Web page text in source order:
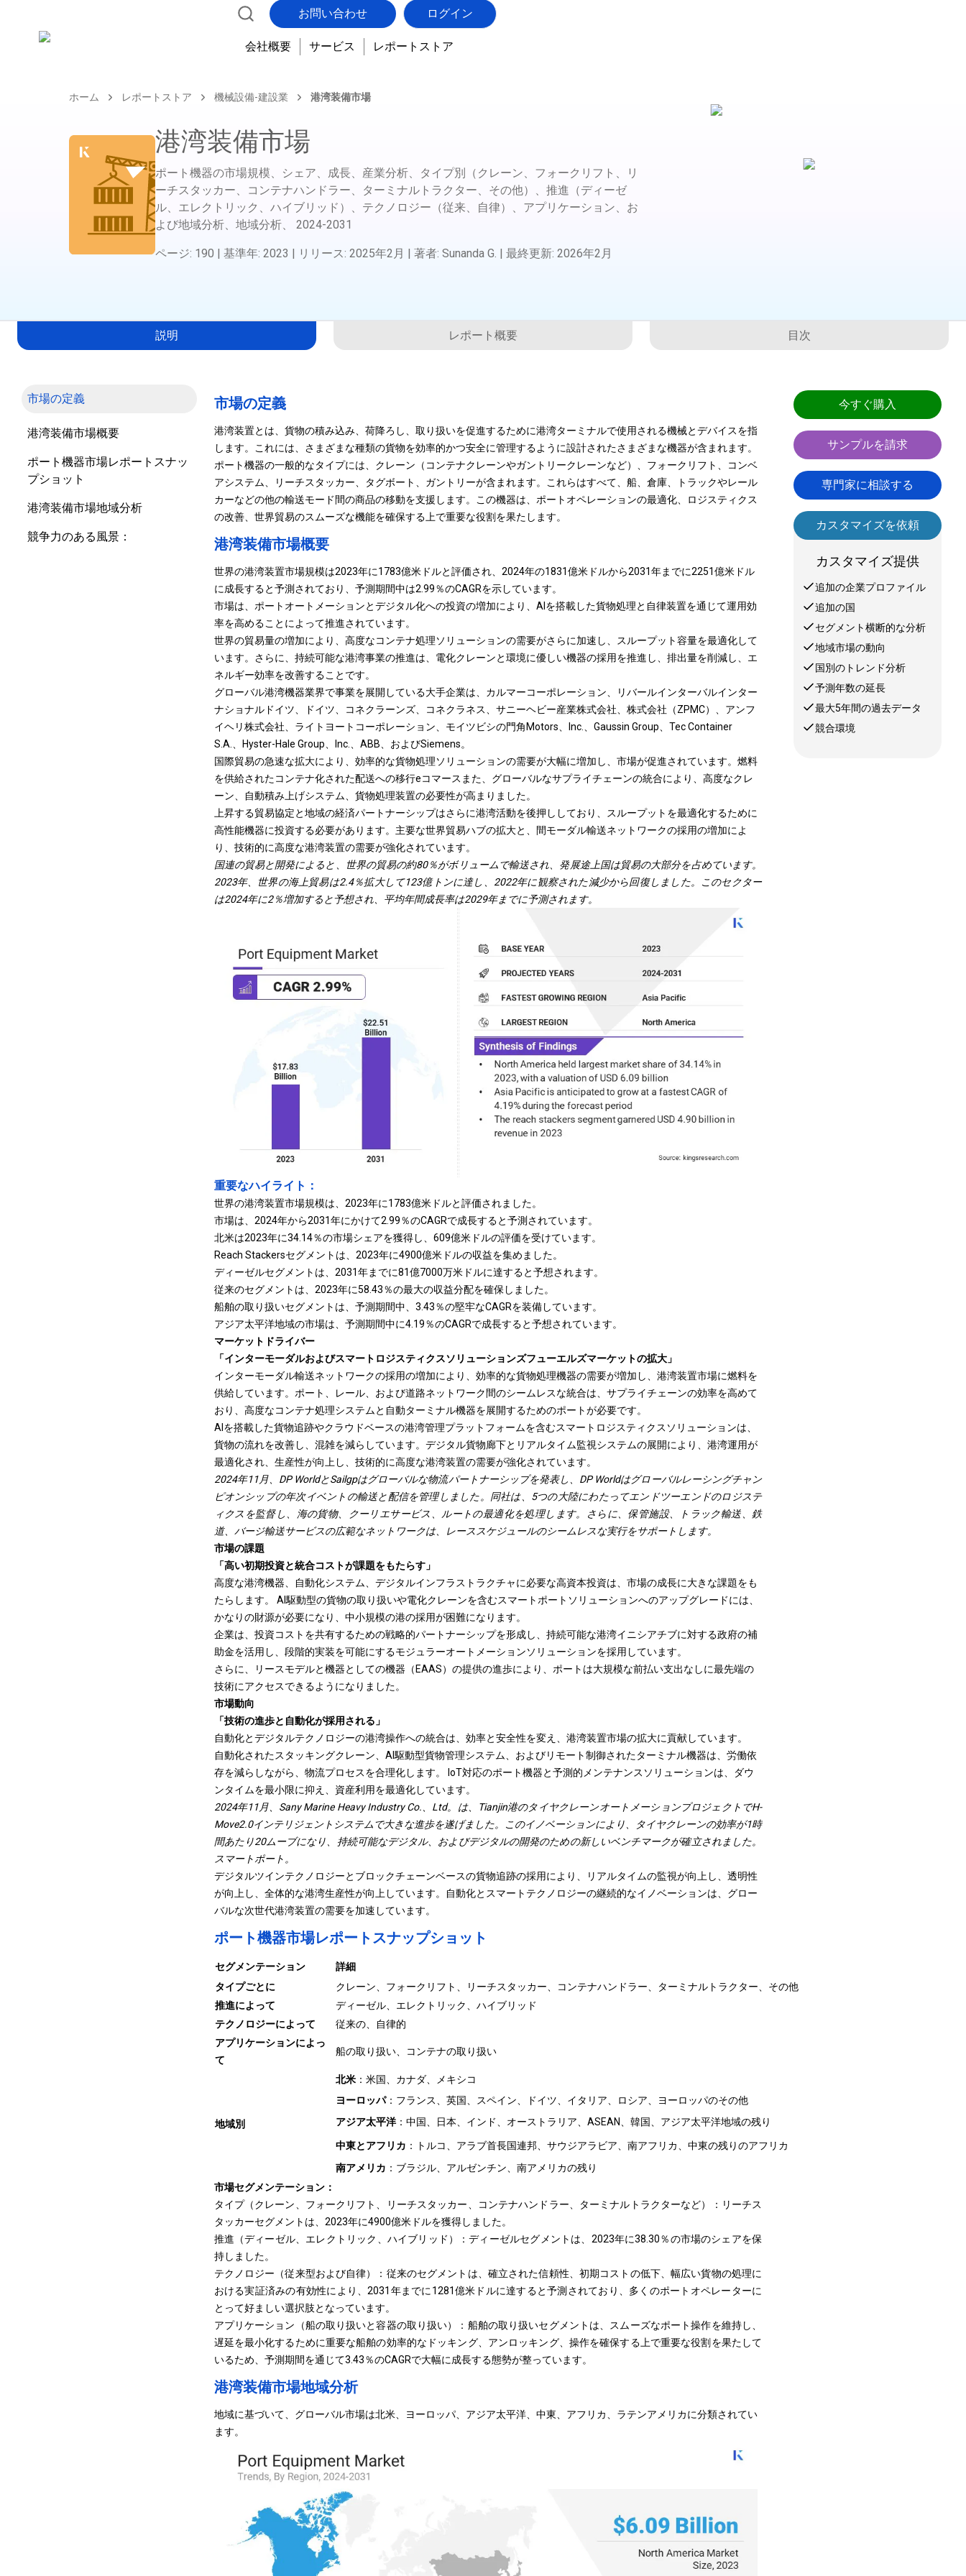
お問い合わせ ログイン
会社概要 サービス レポートストア
ホーム レポートストア 機械設備-建設業 港湾装備市場
港湾装備市場
ポート機器の市場規模、シェア、成長、産業分析、タイプ別（クレーン、フォークリフト、リ
ーチスタッカー、コンテナハンドラー、ターミナルトラクター、その他）、推進（ディーゼ
ル、エレクトリック、ハイブリッド）、テクノロジー（従来、自律）、アプリケーション、お
よび地域分析、地域分析、
2024-2031
ページ: 190 | 基準年: 2023 | リリース: 2025年2月 | 著者: Sunanda G. | 最終更新: 2026年2月
説明 レポート概要 目次
市場の定義
港湾装備市場概要
ポート機器市場レポートスナッ
プショット
港湾装備市場地域分析
競争力のある風景：
市場の定義
港湾装置とは、貨物の積み込み、荷降ろし、取り扱いを促進するために港湾ターミナルで使用される機械とデバイスを指
します。これには、さまざまな種類の貨物を効率的かつ安全に管理するように設計されたさまざまな機器が含まれます。
ポート機器の一般的なタイプには、クレーン（コンテナクレーンやガントリークレーンなど）、フォークリフト、コンベ
アシステム、リーチスタッカー、タグボート、ガントリーが含まれます。これらはすべて、船、倉庫、トラックやレール
カーなどの他の輸送モード間の商品の移動を支援します。この機器は、ポートオペレーションの最適化、ロジスティクス
の改善、世界貿易のスムーズな機能を確保する上で重要な役割を果たします。
港湾装備市場概要
世界の港湾装置市場規模は2023年に1783億米ドルと評価され、2024年の1831億米ドルから2031年までに2251億米ドル
に成長すると予測されており、予測期間中は2.99％のCAGRを示しています。
市場は、ポートオートメーションとデジタル化への投資の増加により、AIを搭載した貨物処理と自律装置を通じて運用効
率を高めることによって推進されています。
世界の貿易量の増加により、高度なコンテナ処理ソリューションの需要がさらに加速し、スループット容量を最適化して
います。さらに、持続可能な港湾事業の推進は、電化クレーンと環境に優しい機器の採用を推進し、排出量を削減し、エ
ネルギー効率を改善することです。
グローバル港湾機器業界で事業を展開している大手企業は、カルマーコーポレーション、リバールインターバルインター
ナショナルドイツ、ドイツ、コネクラーンズ、コネクラネス、サニーヘビー産業株式会社、株式会社（ZPMC）、アンフ
イヘリ株式会社、ライトヨートコーポレーション、モイツビシの門角Motors、Inc.、Gaussin Group、Tec Container
S.A.、Hyster-Hale Group、Inc.、ABB、およびSiemens。
国際貿易の急速な拡大により、効率的な貨物処理ソリューションの需要が大幅に増加し、市場が促進されています。燃料
を供給されたコンテナ化された配送への移行eコマース また、グローバルなサプライチェーンの統合により、高度なクレ
ーン、自動積み上げシステム、貨物処理装置の必要性が高まりました。
上昇する貿易協定と地域の経済パートナーシップはさらに港湾活動を後押ししており、スループットを最適化するために
高性能機器に投資する必要があります。主要な世界貿易ハブの拡大と、間モーダル輸送ネットワークの採用の増加によ
り、技術的に高度な港湾装置の需要が強化されています。
国連の貿易と開発によると、世界の貿易の約80％がボリュームで輸送され、発展途上国は貿易の大部分を占めています。
2023年、世界の海上貿易は2.4％拡大して123億トンに達し、2022年に観察された減少から回復しました。このセクター
は2024年に2％増加すると予想され、平均年間成長率は2029年までに予測されます。
重要なハイライト：
世界の港湾装置市場規模は、2023年に1783億米ドルと評価されました。
市場は、2024年から2031年にかけて2.99％のCAGRで成長すると予測されています。
北米は2023年に34.14％の市場シェアを獲得し、609億米ドルの評価を受けています。
Reach Stackersセグメントは、2023年に4900億米ドルの収益を集めました。
ディーゼルセグメントは、2031年までに81億7000万米ドルに達すると予想されます。
従来のセグメントは、2023年に58.43％の最大の収益分配を確保しました。
船舶の取り扱いセグメントは、予測期間中、3.43％の堅牢なCAGRを装備しています。
アジア太平洋地域の市場は、予測期間中に4.19％のCAGRで成長すると予想されています。
マーケットドライバー
「インターモーダルおよびスマートロジスティクスソリューションズフューエルズマーケットの拡大」
インターモーダル輸送ネットワークの採用の増加により、効率的な貨物処理機器の需要が増加し、港湾装置市場に燃料を
供給しています。ポート、レール、および道路ネットワーク間のシームレスな統合は、サプライチェーンの効率を高めて
おり、高度なコンテナ処理システムと自動ターミナル機器を展開するためのポートが必要です。
AIを搭載した貨物追跡やクラウドベースの港湾管理プラットフォームを含むスマートロジスティクスソリューションは、
貨物の流れを改善し、混雑を減らしています。デジタル貨物廊下とリアルタイム監視システムの展開により、港湾運用が
最適化され、生産性が向上し、技術的に高度な港湾装置の需要が強化されています。
2024年11月、DP WorldとSailgpはグローバルな物流パートナーシップを発表し、DP Worldはグローバルレーシングチャン
ピオンシップの年次イベントの輸送と配信を管理しました。同社は、5つの大陸にわたってエンドツーエンドのロジステ
ィクスを監督し、海の貨物、クーリエサービス、ルートの最適化を処理します。さらに、保管施設、トラック輸送、鉄
道、バージ輸送サービスの広範なネットワークは、レーススケジュールのシームレスな実行をサポートします。
市場の課題
「高い初期投資と統合コストが課題をもたらす」
高度な港湾機器、自動化システム、デジタルインフラストラクチャに必要な高資本投資は、市場の成長に大きな課題をも
たらします。 AI駆動型の貨物の取り扱いや電化クレーンを含むスマートポートソリューションへのアップグレードには、
かなりの財源が必要になり、中小規模の港の採用が困難になります。
企業は、投資コストを共有するための戦略的パートナーシップを形成し、持続可能な港湾イニシアチブに対する政府の補
助金を活用し、段階的実装を可能にするモジュラーオートメーションソリューションを採用しています。
さらに、リースモデルと機器としての機器（EAAS）の提供の進歩により、ポートは大規模な前払い支出なしに最先端の
技術にアクセスできるようになりました。
市場動向
「技術の進歩と自動化が採用される」
自動化とデジタルテクノロジーの港湾操作への統合は、効率と安全性を変え、港湾装置市場の拡大に貢献しています。
自動化されたスタッキングクレーン、AI駆動型貨物管理システム、およびリモート制御されたターミナル機器は、労働依
存を減らしながら、物流プロセスを合理化します。 IoT対応のポート機器と予測的メンテナンスソリューションは、ダウ
ンタイムを最小限に抑え、資産利用を最適化しています。
2024年11月、Sany Marine Heavy Industry Co.、Ltd。は、Tianjin港のタイヤクレーンオートメーションプロジェクトでH-
Move2.0インテリジェントシステムで大きな進歩を遂げました。このイノベーションにより、タイヤクレーンの効率が1時
間あたり20ムーブになり、持続可能なデジタル、およびデジタルの開発のための新しいベンチマークが確立されました。
スマートポート 。
デジタルツインテクノロジーとブロックチェーンベースの貨物追跡の採用により、リアルタイムの監視が向上し、透明性
が向上し、全体的な港湾生産性が向上しています。自動化とスマートテクノロジーの継続的なイノベーションは、グロー
バルな次世代港湾装置の需要を加速しています。
ポート機器市場レポートスナップショット
セグメンテーション
詳細
タイプごとに
クレーン、フォークリフト、リーチスタッカー、コンテナハンドラー、ターミナルトラクター、その他
推進によって
ディーゼル、エレクトリック、ハイブリッド
テクノロジーによって
従来の、自律的
アプリケーションによっ
て
船の取り扱い、コンテナの取り扱い
地域別
北米：米国、カナダ、メキシコ
ヨーロッパ：フランス、英国、スペイン、ドイツ、イタリア、ロシア、ヨーロッパのその他
アジア太平洋：中国、日本、インド、オーストラリア、ASEAN、韓国、アジア太平洋地域の残り
中東とアフリカ ：トルコ、アラブ首長国連邦、サウジアラビア、南アフリカ、中東の残りのアフリカ
南アメリカ ：ブラジル、アルゼンチン、南アメリカの残り
市場セグメンテーション：
タイプ（クレーン、フォークリフト、リーチスタッカー、コンテナハンドラー、ターミナルトラクターなど）：リーチス
タッカーセグメントは、2023年に4900億米ドルを獲得しました。
推進（ディーゼル、エレクトリック、ハイブリッド）：ディーゼルセグメントは、2023年に38.30％の市場のシェアを保
持しました。
テクノロジー（従来型および自律）：従来のセグメントは、確立された信頼性、初期コストの低下、幅広い貨物の処理に
おける実証済みの有効性により、2031年までに1281億米ドルに達すると予測されており、多くのポートオペレーターに
とって好ましい選択肢となっています。
アプリケーション（船の取り扱いと容器の取り扱い）：船舶の取り扱いセグメントは、スムーズなポート操作を維持し、
遅延を最小化するために重要な船舶の効率的なドッキング、アンロッキング、操作を確保する上で重要な役割を果たして
いるため、予測期間を通じて3.43％のCAGRで大幅に成長する態勢が整っています。
港湾装備市場地域分析
地域に基づいて、グローバル市場は北米、ヨーロッパ、アジア太平洋、中東、アフリカ、ラテンアメリカに分類されてい
ます。
今すぐ購入
サンプルを請求
専門家に相談する
カスタマイズを依頼
カスタマイズ提供
追加の企業プロファイル
追加の国
セグメント横断的な分析
地域市場の動向
国別のトレンド分析
予測年数の延長
最大5年間の過去データ
競合環境